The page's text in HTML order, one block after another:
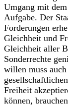
Umgang mit
Aufgabe. Der
Forderungen
Gleichheit und
Gleichheit aller
Sonderrechte
willen muss
Freiheit
können,